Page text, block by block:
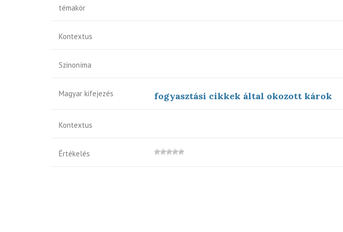
témakör
Kontextus
Szinoníma
Magyar kifejezés fogyasztási cikkek által okozott károk
Kontextus
Értékelés